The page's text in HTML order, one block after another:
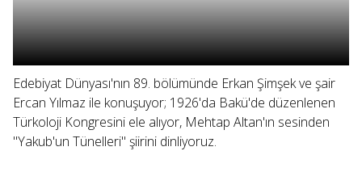
Edebiyat Dünyası'nın 89. bölümünde Erkan Şimşek ve şair
Ercan Yılmaz ile konuşuyor; 1926'da Bakü'de düzenlenen
Türkoloji Kongresini ele alıyor, Mehtap Altan'ın sesinden
"Yakub'un Tünelleri" şiirini dinliyoruz.